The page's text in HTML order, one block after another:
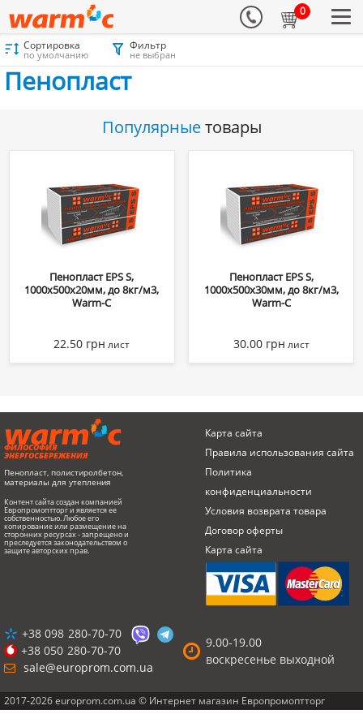
0
Материалы для утепления Каталог
Сортировка
по умолчанию
Фильтр
не выбран
Пенопласт
Популярныетовары
Пенопласт EPS S,
1000х500х20мм, до 8кг/м3,
Warm-C
22.50 грн лист
Пенопласт EPS S,
1000х500х30мм, до 8кг/м3,
Warm-C
30.00 грн лист
ФИЛОСОФИЯ
ЭНЕРГОСБЕРЕЖЕНИЯ
Пенопласт, полистиролбетон,
материалы для утепления
Контент сайта создан компанией
Европромоптторг и является ее
собственностью. Любое его
копирование или размещение на
сторонних ресурсах - запрещено и
преследуется законодательством о
защите авторских прав.
Карта сайта
Правила использования сайта
Политика
конфиденциальности
Условия возврата товарa
Договор оферты
Карта сайта
9.00-19.00
воскресенье выходной
+38 098 280-70-70
+38 050 280-70-70
sale@europrom.com.ua
2017-2026 europrom.com.ua © Интернет магазин Европромоптторг